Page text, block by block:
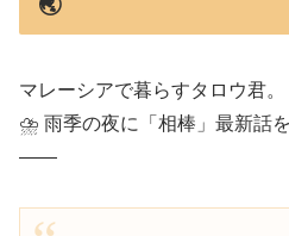
マレーシアで暮らすタロウ君。
⛈️ 雨季の夜に「相棒」最新話
――